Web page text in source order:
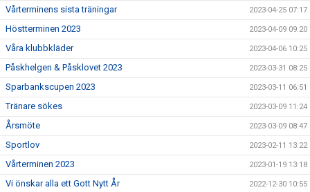
Vårterminens sista träningar 2023-04-25 07:17
Höstterminen 2023 2023-04-09 09:20
Våra klubbkläder 2023-04-06 10:25
Påskhelgen & Påsklovet 2023 2023-03-31 08:25
Sparbankscupen 2023 2023-03-11 06:51
Tränare sökes 2023-03-09 11:24
Årsmöte 2023-03-09 08:47
Sportlov 2023-02-11 13:22
Vårterminen 2023 2023-01-19 13:18
Vi önskar alla ett Gott Nytt År 2022-12-30 10:55